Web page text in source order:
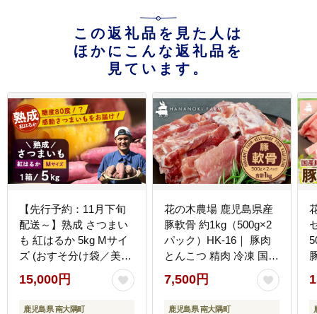
この返礼品を見た人は
ほかにこんな返礼品を
見ています。
【先行予約：11月下旬
配送～】熟成 さつまい
も 紅はるか 5kg Mサイ
ズ (おすそ分け袋／美味
しい焼き芋の焼き方 説
明書付き） FR-214 ｜
秋の味覚 2026年秋収穫
15,000円
鹿児島県 南大隅町
花の木農場 鹿児島県産
豚軟骨 約1kg（500g×2
パック）HK-16｜ 豚肉
とんこつ 精肉 冷凍 国産
お肉 だし 煮物 角煮風
コラーゲン スープ 和食
中華 農福連携 鹿児島県
7,500円
鹿児島県 南大隅町